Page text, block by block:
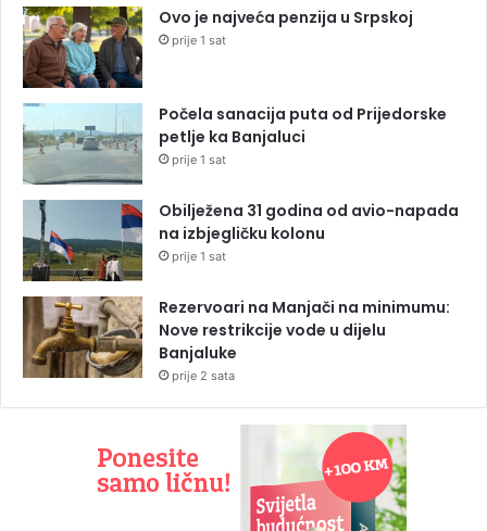
Ovo je najveća penzija u Srpskoj
prije 1 sat
Počela sanacija puta od Prijedorske
petlje ka Banjaluci
prije 1 sat
Obilježena 31 godina od avio-napada
na izbjegličku kolonu
prije 1 sat
Rezervoari na Manjači na minimumu:
Nove restrikcije vode u dijelu
Banjaluke
prije 2 sata